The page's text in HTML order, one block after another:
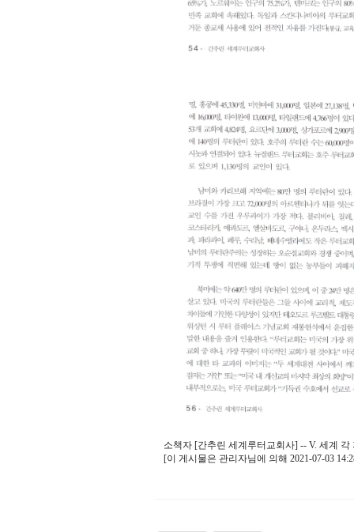
소책자 [간추린 세계루터교회사] -- V. 세계 각
[이 게시물은 관리자님에 의해 2021-07-03